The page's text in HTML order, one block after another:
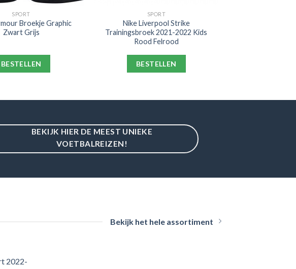
SPORT
Broekje Graphic
Zwart Grijs
BESTELLEN
SPORT
Nike Liverpool Strike
Trainingsbroek 2021-2022 Kids
Rood Felrood
BESTELLEN
BEKIJK HIER DE MEEST UNIEKE
VOETBALREIZEN!
Bekijk het hele assortiment
2022-